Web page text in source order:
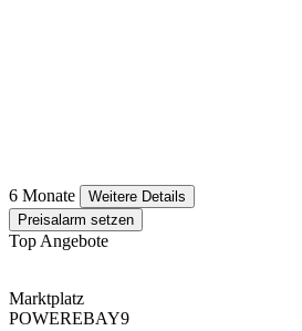
6 Monate
Weitere Details
Preisalarm setzen
Top Angebote
Marktplatz
POWEREBAY9